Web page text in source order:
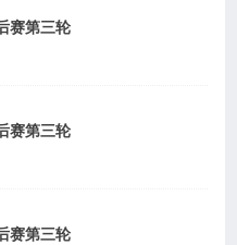
赛第三轮
赛第三轮
赛第三轮